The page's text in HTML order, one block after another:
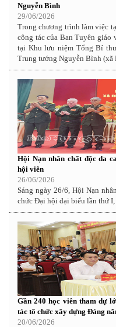
Nguyễn Bình
29/06/2026
Trong chương trình làm việc
công tác của Ban Tuyên giáo
tại Khu lưu niệm Tổng Bí
Trung tướng Nguyễn Bình
Hội Nạn nhân chất độc da
hội viên
26/06/2026
Sáng ngày 26/6, Hội Nạn
chức Đại hội đại biểu lần thứ I,
Gần 240 học viên tham dự
tác tổ chức xây dựng Đảng
20/06/2026